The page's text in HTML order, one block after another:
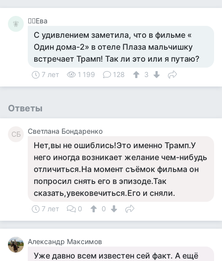
🧚‍ 🧚‍♀️Ева
С удивлением заметила, что в фильме «
Один дома-2» в отеле Плаза мальчишку
встречает Трамп! Так ли это или я путаю?
7 лет 1 199 128 3
Ответы
СБ Светлана Бондаренко
Нет,вы не ошиблись!Это именно Трамп.У
него иногда возникает желание чем-нибудь
отличиться.На момент съёмок фильма он
попросил снять его в эпизоде.Так
сказать,увековечиться.Его и сняли.
7 лет 0 0
Александр Максимов
Уже давно всем известен сей факт. А ещё